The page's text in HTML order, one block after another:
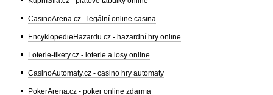
CasinoArena.cz - legální online casina
EncyklopedieHazardu.cz - hazardní hry online
Loterie-tikety.cz - loterie a losy online
CasinoAutomaty.cz - casino hry automaty
PokerArena.cz - poker online zdarma